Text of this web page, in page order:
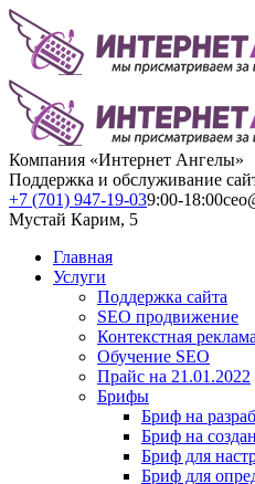
Компания «Интернет Ангелы»
Поддержка и обслуживание
+7 (701) 947-19-039:00-18:00
Мустай Карим, 5
Главная
Услуги
Поддержка сайта
SEO продвижение
Контекстная реклама
Обучение SEO
Прайс на 21.01.2022
Брифы
Бриф на
Бриф на
Бриф для
Бриф для